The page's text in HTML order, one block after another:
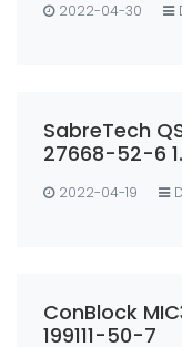
2022-04-30
SabreTech
27668-52-6
2022-04-19
ConBlock
199111-50-7